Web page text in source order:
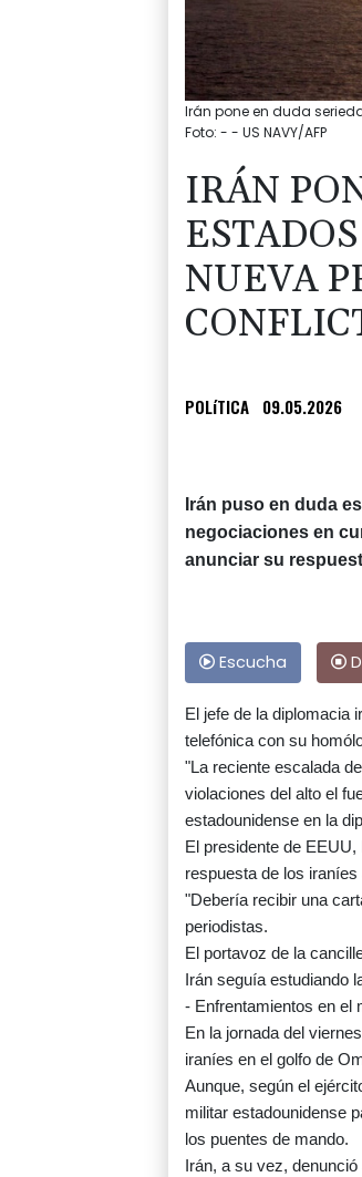
Irán pone en duda
Foto: - - US NAVY/AFP
IRÁN
NUEVA
POLíTICA 09.05.2026
Irán puso en duda
negociaciones en
anunciar su
Escucha
El jefe de la diplomacia
telefónica con su
"La reciente escalada
violaciones del alto el
estadounidense en la
El presidente de
respuesta de los
"Debería recibir una
periodistas.
El portavoz de la
Irán seguía estudiando
- Enfrentamientos en el
En la jornada del
iraníes en el golfo de
Aunque, según el
militar estadounidense
los puentes de mando.
Irán, a su vez,